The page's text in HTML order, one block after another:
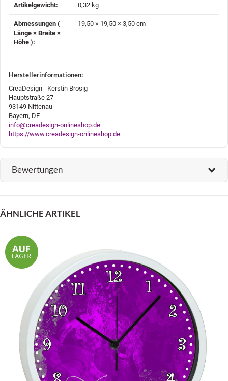
Artikelgewicht‍: 0,32 kg
Abmessungen (
Länge × Breite ×
Höhe )‍:
19,50 × 19,50 × 3,50 cm
Herstellerinformationen:
CreaDesign - Kerstin Brosig
Hauptstraße 27
93149 Nittenau
Bayern, DE
info@creadesign-onlineshop.de
https://www.creadesign-onlineshop.de
Bewertungen
ÄHNLICHE ARTIKEL